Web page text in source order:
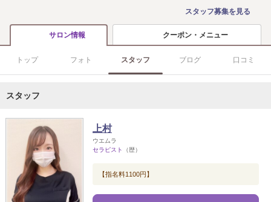
スタッフ募集を見る
サロン情報 クーポン・メニュー
トップ フォト スタッフ ブログ 口コミ
スタッフ
上村
ウエムラ
セラピスト
（歴）
【指名料1100円】